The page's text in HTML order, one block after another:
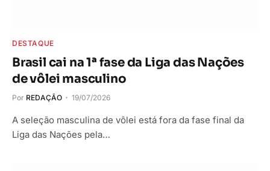
DESTAQUE
Brasil cai na 1ª fase da Liga das Nações
de vôlei masculino
Por REDAÇÃO 19/07/2026
A seleção masculina de vôlei está fora da fase final da
Liga das Nações pela…